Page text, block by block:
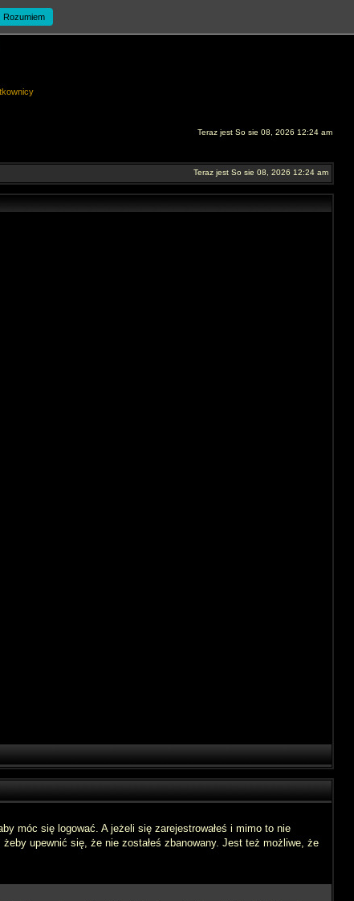
Teraz jest So sie 08, 2026 12:24 am
Teraz jest So sie 08, 2026 12:24 am
móc się logować. A jeżeli się zarejestrowałeś i mimo to nie
upewnić się, że nie zostałeś zbanowany. Jest też możliwe, że
Rozumiem